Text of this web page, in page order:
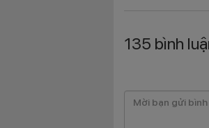
135 bình